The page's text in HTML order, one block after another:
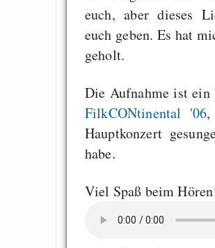
euch, aber dieses
euch geben. Es hat
geholt.
Die Aufnahme ist ein
FilkCONtinental '06,
Hauptkonzert
habe.
Viel Spaß beim